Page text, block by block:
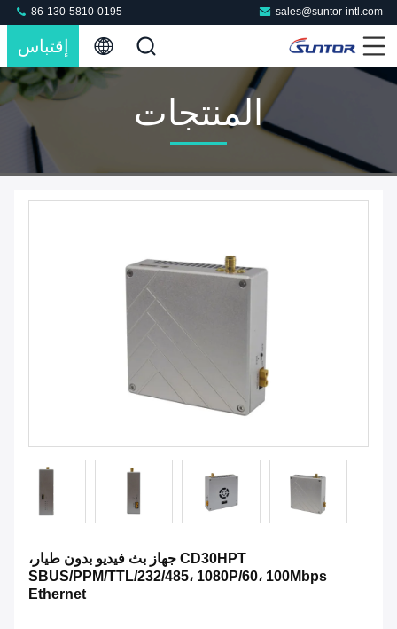
sales@suntor-intl.com
86-130-5810-0195
إقتباس
المنتجات
CD30HPT جهاز بث فيديو بدون طيار،
SBUS/PPM/TTL/232/485، 1080P/60، 100Mbps
Ethernet